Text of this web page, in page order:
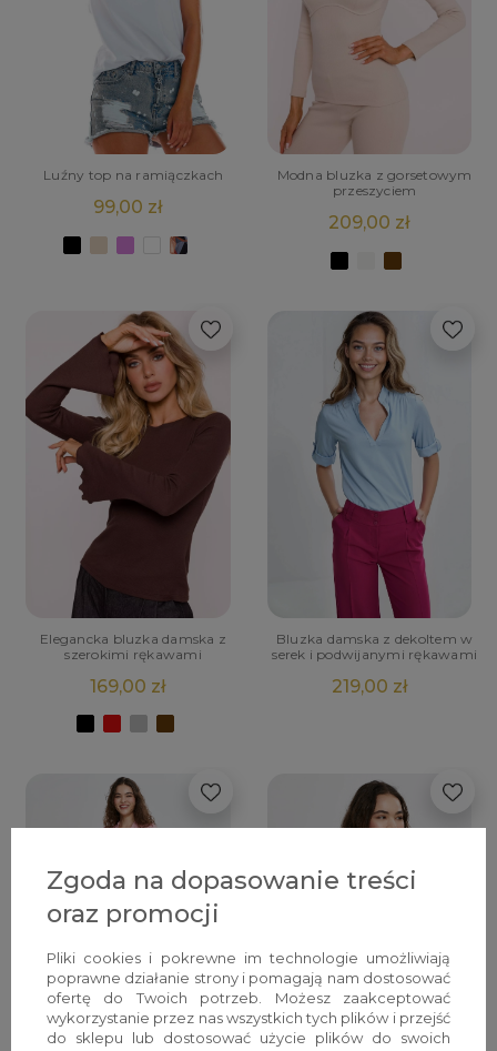
Luźny top na ramiączkach
99,00 zł
Modna bluzka z gorsetowym
przeszyciem
209,00 zł
Elegancka bluzka damska z
szerokimi rękawami
169,00 zł
Bluzka damska z dekoltem w
serek i podwijanymi rękawami
219,00 zł
POWIADOM O
DOSTĘPNOŚCI
Zgoda na dopasowanie treści
oraz promocji
Pliki cookies i pokrewne im technologie umożliwiają
poprawne działanie strony i pomagają nam dostosować
ofertę do Twoich potrzeb. Możesz zaakceptować
wykorzystanie przez nas wszystkich tych plików i przejść
do sklepu lub dostosować użycie plików do swoich